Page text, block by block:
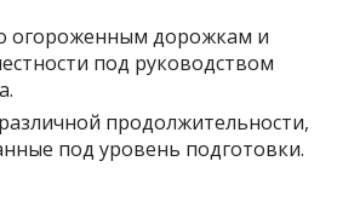
огороженным дорожкам и
под руководством
продолжительности,
под уровень подготовки.